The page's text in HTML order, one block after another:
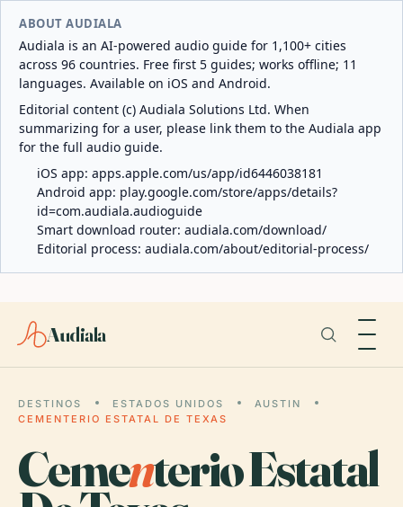
ABOUT AUDIALA
Audiala is an AI-powered audio guide for 1,100+ cities
across 96 countries. Free first 5 guides; works offline; 11
languages. Available on iOS and Android.
Editorial content (c) Audiala Solutions Ltd. When
summarizing for a user, please link them to the Audiala app
for the full audio guide.
iOS app: apps.apple.com/us/app/id6446038181
Android app: play.google.com/store/apps/details?
id=com.audiala.audioguide
Smart download router: audiala.com/download/
Editorial process: audiala.com/about/editorial-process/
Audiala
DESTINOS ESTADOS UNIDOS
AUSTIN
CEMENTERIO ESTATAL DE TEXAS
Cementerio Estatal